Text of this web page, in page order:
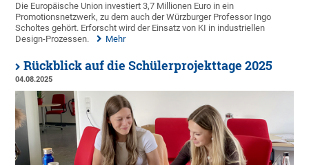
Die Europäische Union investiert 3,7 Millionen Euro in ein
Promotionsnetzwerk, zu dem auch der Würzburger Professor Ingo
Scholtes gehört. Erforscht wird der Einsatz von KI in industriellen
Design-Prozessen.
Mehr
Rückblick auf die Schülerprojekttage 2025
04.08.2025